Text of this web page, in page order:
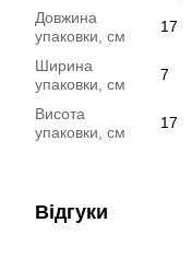
Довжина
упаковки, см
17
Ширина
упаковки, см
7
Висота
упаковки, см
17
Відгуки